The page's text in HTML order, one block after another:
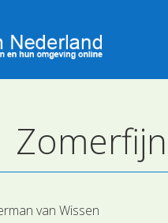
van Wissen